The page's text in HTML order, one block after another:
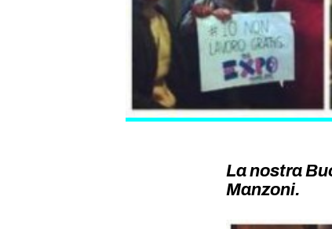
La nostra
Manzoni.